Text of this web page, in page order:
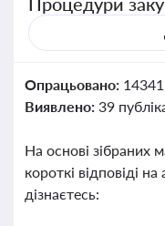
Опрацьовано:
Виявлено: 39
На основі зібраних
короткі відповіді
дізнаєтесь: